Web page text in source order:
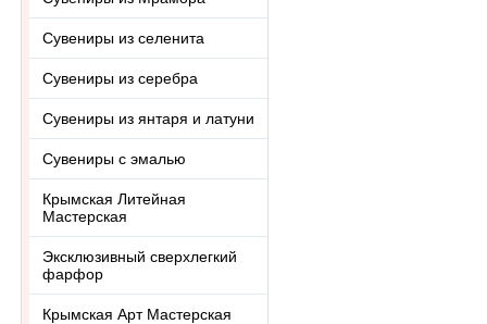
Сувениры из селенита
Сувениры из серебра
Сувениры из янтаря и латуни
Сувениры с эмалью
Крымская Литейная
Мастерская
Эксклюзивный сверхлегкий
фарфор
Крымская Арт Мастерская